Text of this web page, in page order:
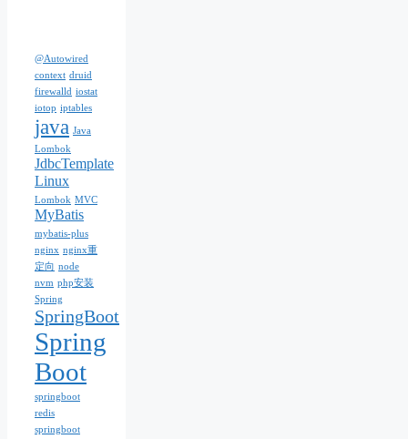
@Autowired
context druid
firewalld iostat
iotop iptables
java Java
Lombok
JdbcTemplate
Linux
Lombok MVC
MyBatis
mybatis-plus
nginx nginx重
定向 node
nvm php安装
Spring
SpringBoot
Spring
Boot
springboot
redis
springboot